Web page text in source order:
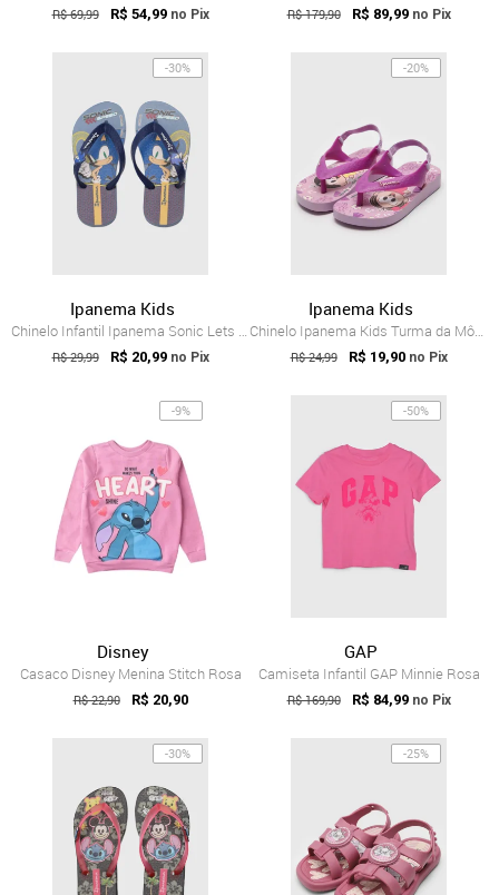
R$ 69,99 R$ 54,99 no Pix R$ 179,90 R$ 89,99 no Pix
-30%
Ipanema Kids
Chinelo Infantil Ipanema Sonic Lets Azul
R$ 29,99 R$ 20,99 no Pix
-20%
Ipanema Kids
Chinelo Ipanema Kids Turma da Mônica Lilás
R$ 24,99 R$ 19,90 no Pix
-9%
Disney
Casaco Disney Menina Stitch Rosa
R$ 22,90 R$ 20,90
-50%
GAP
Camiseta Infantil GAP Minnie Rosa
R$ 169,90 R$ 84,99 no Pix
-30% -25%